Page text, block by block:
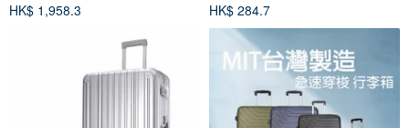
HK$ 1,958.3
HK$ 284.7